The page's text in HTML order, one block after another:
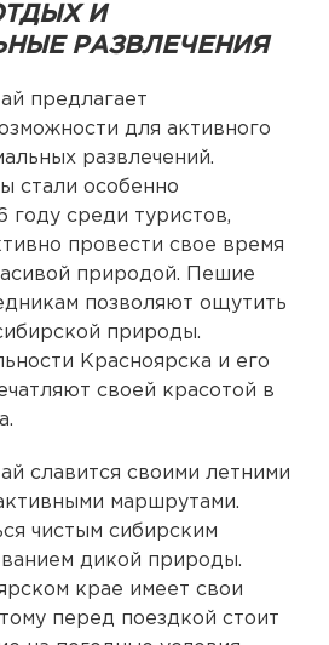
И
РАЗВЛЕЧЕНИЯ
предлагает
для активного
развлечений.
стали особенно
году среди туристов,
провести свое время
природой. Пешие
позволяют ощутить
природы.
Красноярска и его
своей красотой в
славится своими летними
маршрутами.
чистым сибирским
дикой природы.
крае имеет свои
перед поездкой стоит